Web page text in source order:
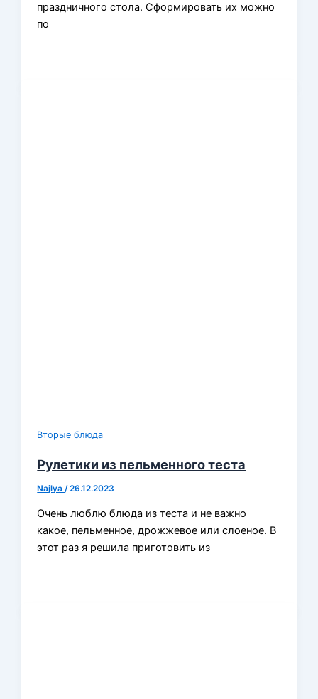
праздничного стола. Сформировать их можно
по
Вторые блюда
Рулетики из пельменного теста
Najlya /26.12.2023
Очень люблю блюда из теста и не важно
какое, пельменное, дрожжевое или слоеное. В
этот раз я решила приготовить из